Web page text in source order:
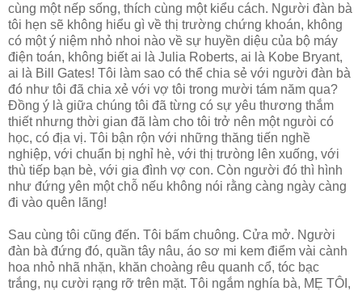
cùng một nếp sống, thích cùng một kiểu cách. Người đàn bà
tôi hẹn sẽ không hiểu gì về thị trường chứng khoán, không
có một ý niệm nhỏ nhoi nào về sự huyền diệu của bộ máy
điện toán, không biết ai là Julia Roberts, ai là Kobe Bryant,
ai là Bill Gates! Tôi làm sao có thể chia sẻ với người đàn bà
đó như tôi đã chia xẻ với vợ tôi trong mười tám năm qua?
Đồng ý là giữa chúng tôi đã từng có sự yêu thương thắm
thiết nhưng thời gian đã làm cho tôi trở nên một ngưòi có
học, có địa vị. Tôi bận rộn với những thăng tiến nghề
nghiệp, với chuẩn bị nghỉ hè, với thị trưòng lên xuống, với
thù tiếp bạn bè, với gia đình vợ con. Còn người đó thì hình
như đứng yên một chỗ nếu không nói rằng càng ngày càng
đi vào quên lãng!
Sau cùng tôi cũng đến. Tôi bấm chuông. Cửa mở. Người
đàn bà đứng đó, quần tây nâu, áo sơ mi kem điểm vài cành
hoa nhỏ nhã nhặn, khăn choàng rêu quanh cổ, tóc bạc
trắng, nụ cười rạng rỡ trên mặt. Tôi ngắm nghía bà, MẸ TÔI,